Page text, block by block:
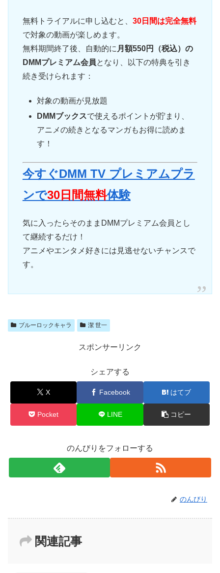
無料トライアルに申し込むと、 30日間は完全無料
で対象の動画が楽しめます。
無料期間終了後、自動的に 月額550円（税込）の
DMMプレミアム会員となり、以下の特典を引き
続き受けられます：
対象の動画が見放題
DMMブックスで使えるポイントが貯まり、
アニメの続きとなるマンガもお得に読めま
す！
今すぐDMM TV プレミアムプラ
ンで30日間無料体験
気に入ったらそのままDMMプレミアム会員とし
て継続するだけ！
アニメやエンタメ好きには見逃せないチャンスで
す。
ブルーロックキャラ 潔 世一
スポンサーリンク
シェアする
X Facebook はてブ
Pocket LINE コピー
のんびりをフォローする
のんびり
関連記事